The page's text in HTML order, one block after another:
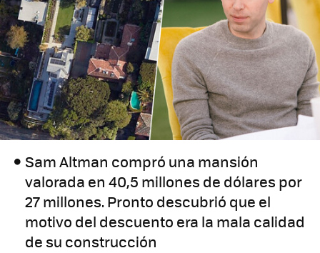
Sam Altman compró una mansión
valorada en 40,5 millones de dólares por
27 millones. Pronto descubrió que el
motivo del descuento era la mala calidad
de su construcción